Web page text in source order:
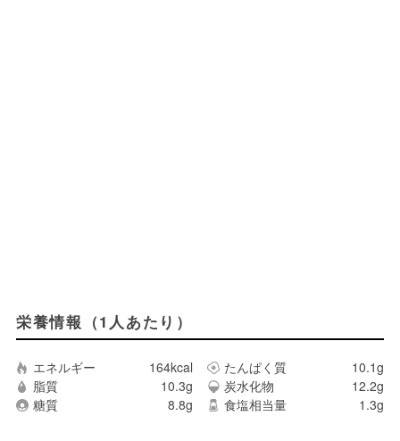
栄養情報（1人あたり）
エネルギー 164kcal たんぱく質
10.1g
脂質
10.3g 炭水化物
12.2g
糖質
8.8g 食塩相当量 1.3g